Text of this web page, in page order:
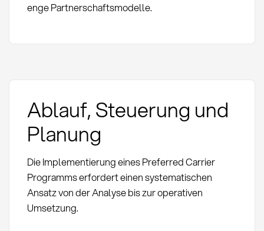
enge Partnerschaftsmodelle.
Ablauf, Steuerung und
Planung
Die Implementierung eines Preferred Carrier
Programms erfordert einen systematischen
Ansatz von der Analyse bis zur operativen
Umsetzung.